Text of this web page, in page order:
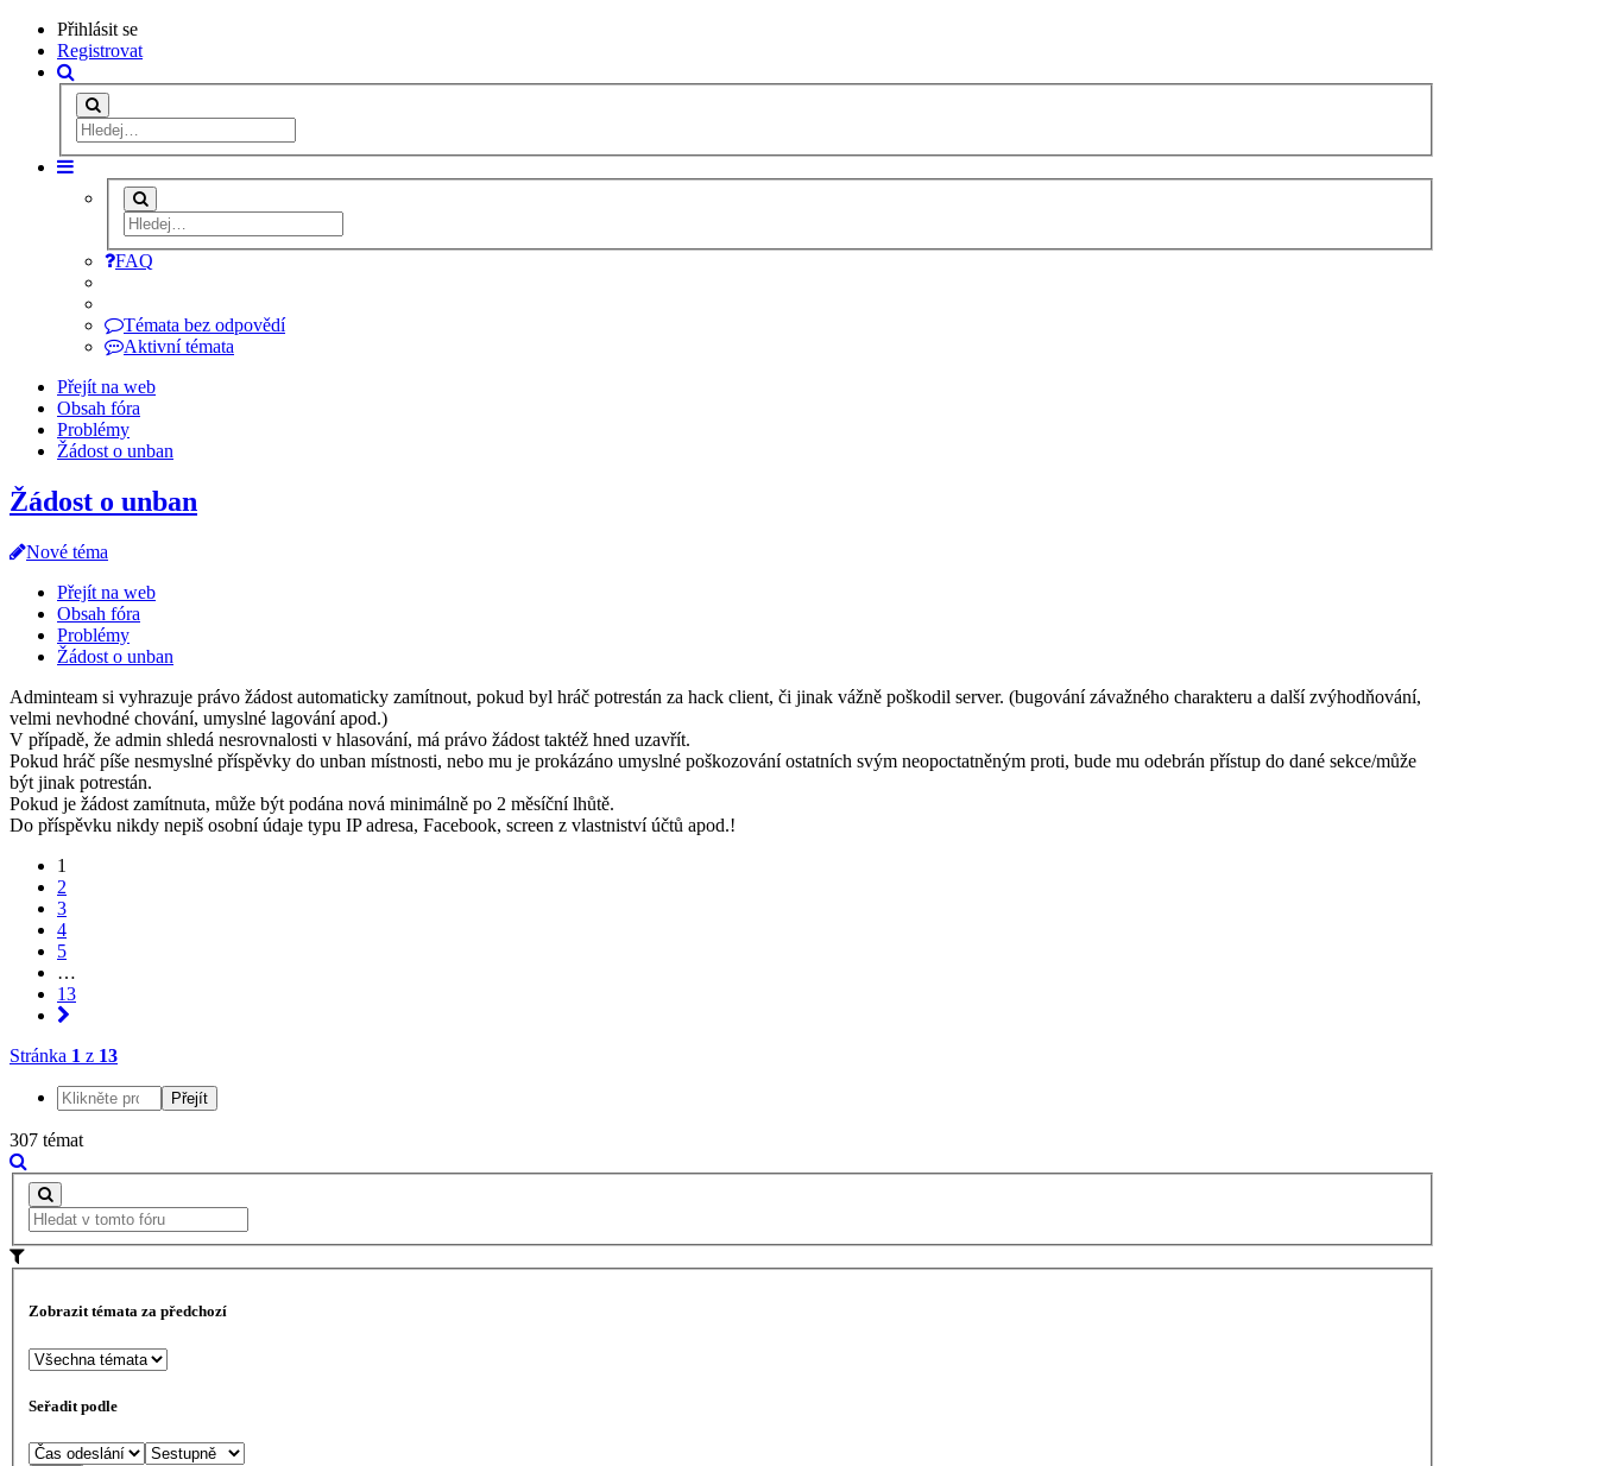
Přihlásit se
Registrovat
FAQ
Témata bez odpovědí
Aktivní témata
Přejít na web
Obsah fóra
Problémy
Žádost o unban
Žádost o unban
Nové téma
Přejít na web
Obsah fóra
Problémy
Žádost o unban
Adminteam si vyhrazuje právo žádost automaticky zamítnout, pokud byl hráč potrestán za hack client, či jinak vážně poškodil server. (bugování závažného charakteru a další zvýhodňování,
velmi nevhodné chování, umyslné lagování apod.)
V případě, že admin shledá nesrovnalosti v hlasování, má právo žádost taktéž hned uzavřít.
Pokud hráč píše nesmyslné příspěvky do unban místnosti, nebo mu je prokázáno umyslné poškozování ostatních svým neopoctatněným proti, bude mu odebrán přístup do dané sekce/může
být jinak potrestán.
Pokud je žádost zamítnuta, může být podána nová minimálně po 2 měsíční lhůtě.
Do příspěvku nikdy nepiš osobní údaje typu IP adresa, Facebook, screen z vlastniství účtů apod.!
1
2
3
4
5
…
13
Stránka 1 z 13
307 témat
Zobrazit témata za předchozí
Seřadit podle